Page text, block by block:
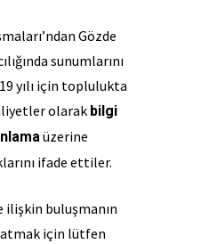
Gözde
sunumlarını
yılı için toplulukta
olarak bilgi
üzerine
ifade ettiler.
ilişkin buluşmanın
için lütfen